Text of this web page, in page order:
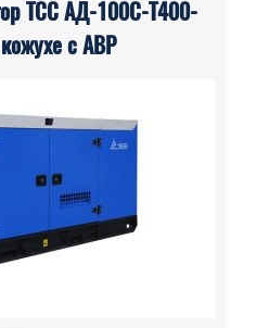
ТСС АД-100С-Т400-
с АВР